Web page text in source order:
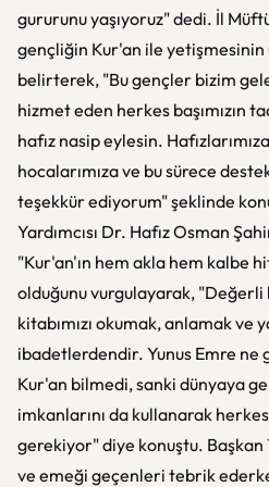
gururunu yaşıyoruz" dedi. İl
gençliğin Kur'an ile
belirterek, "Bu gençler bizim
hizmet eden herkes başımızın
hafız nasip eylesin.
hocalarımıza ve bu sürece
teşekkür ediyorum" şeklinde
Yardımcısı Dr. Hafız Osman
"Kur'an'ın hem akla hem kalbe
olduğunu vurgulayarak, "Değerli
kitabımızı okumak, anlamak ve
ibadetlerdendir. Yunus Emre ne
Kur'an bilmedi, sanki dünyaya
imkanlarını da kullanarak
gerekiyor" diye konuştu. Başkan
ve emeği geçenleri tebrik